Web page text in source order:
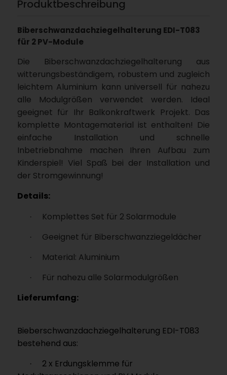
Produktbeschreibung
Biberschwanzdachziegelhalterung EDI-T083
für 2 PV-Module
Die Biberschwanzdachziegelhalterung aus
witterungsbeständigem, robustem und zugleich
leichtem Aluminium kann universell für nahezu
alle Modulgrößen verwendet werden. Ideal
geeignet für Ihr Balkonkraftwerk Projekt. Das
komplette Montagematerial ist enthalten! Die
einfache Installation und schnelle
Inbetriebnahme machen Ihren Aufbau zum
Kinderspiel! Viel Spaß bei der Installation und
der Stromgewinnung!
Details:
· Komplettes Set für 2 Solarmodule
· Geeignet für Biberschwanzziegeldächer
· Material: Aluminium
·
Für nahezu alle Solarmodulgrößen
Lieferumfang:
Bieberschwanzdachziegelhalterung EDI-T083
bestehend aus:
·
2 x Erdungsklemme für